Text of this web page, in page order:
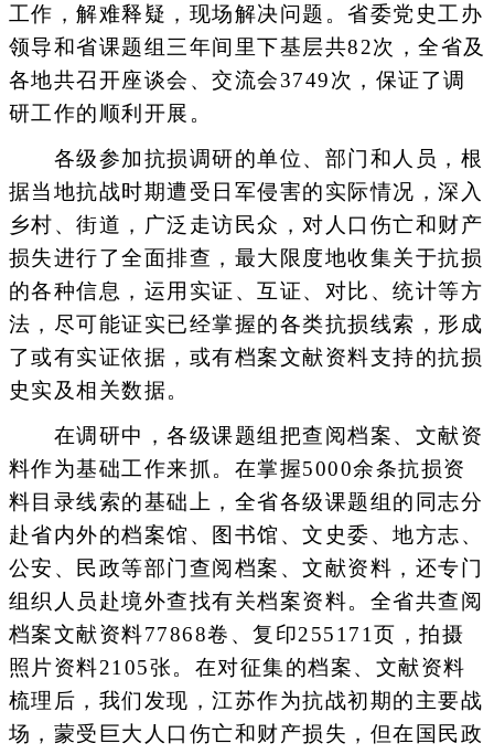
工作，解难释疑，现场解决问题。省委党史工办
领导和省课题组三年间里下基层共82次，全省及
各地共召开座谈会、交流会3749次，保证了调
研工作的顺利开展。
各级参加抗损调研的单位、部门和人员，根
据当地抗战时期遭受日军侵害的实际情况，深入
乡村、街道，广泛走访民众，对人口伤亡和财产
损失进行了全面排查，最大限度地收集关于抗损
的各种信息，运用实证、互证、对比、统计等方
法，尽可能证实已经掌握的各类抗损线索，形成
了或有实证依据，或有档案文献资料支持的抗损
史实及相关数据。
在调研中，各级课题组把查阅档案、文献资
料作为基础工作来抓。在掌握5000余条抗损资
料目录线索的基础上，全省各级课题组的同志分
赴省内外的档案馆、图书馆、文史委、地方志、
公安、民政等部门查阅档案、文献资料，还专门
组织人员赴境外查找有关档案资料。全省共查阅
档案文献资料77868卷、复印255171页，拍摄
照片资料2105张。在对征集的档案、文献资料
梳理后，我们发现，江苏作为抗战初期的主要战
场，蒙受巨大人口伤亡和财产损失，但在国民政